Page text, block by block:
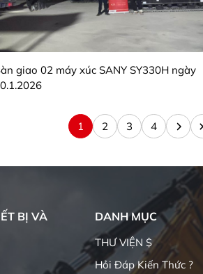
giao 02 máy xúc SANY SY330H ngày
1 2 3 4
BỊ VÀ
DANH MỤC
THƯ VIỆN $
Hỏi Đáp Kiến Thức ?